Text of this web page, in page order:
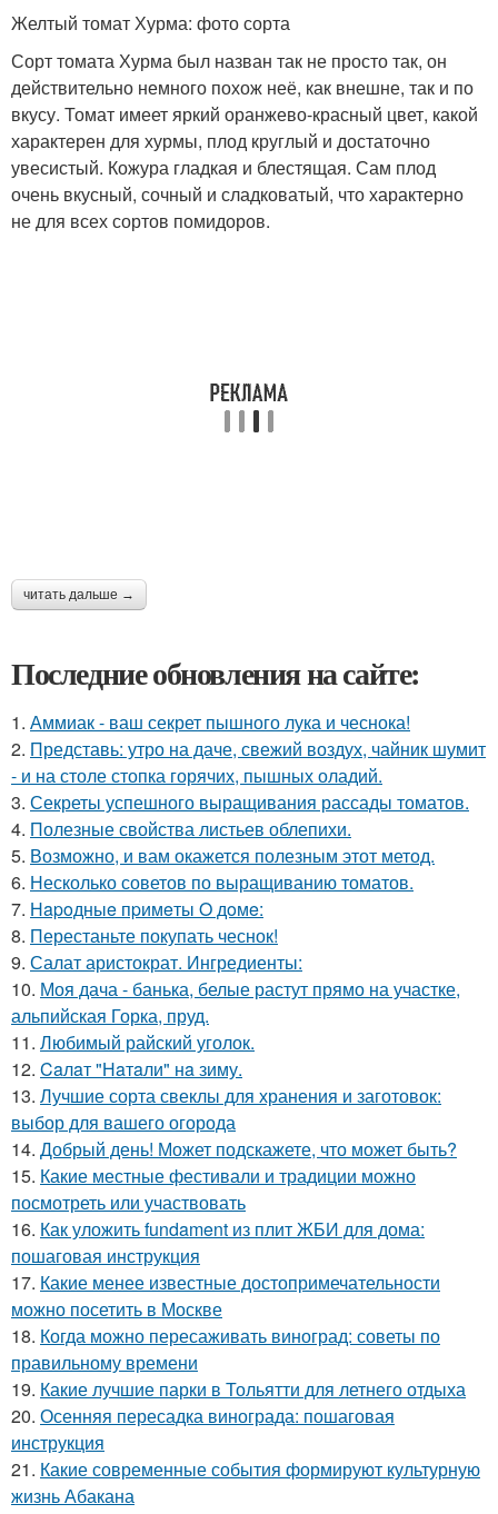
Желтый томат Хурма: фото сорта
Сорт томата Хурма был назван так не просто так, он
действительно немного похож неё, как внешне, так и по
вкусу. Томат имеет яркий оранжево-красный цвет, какой
характерен для хурмы, плод круглый и достаточно
увесистый. Кожура гладкая и блестящая. Сам плод
очень вкусный, сочный и сладковатый, что характерно
не для всех сортов помидоров.
читать дальше →
Последние обновления на сайте:
1. Аммиак - ваш секрет пышного лука и чеснока!
2. Представь: утро на даче, свежий воздух, чайник шумит
- и на столе стопка горячих, пышных оладий.
3. Секреты успешного выращивания рассады томатов.
4. Полезные свойства листьев облепихи.
5. Возможно, и вам окажется полезным этот метод.
6. Несколько советов по выращиванию томатов.
7. Нapoдныe пpимeты O дoмe:
8. Перестаньте покупать чеснок!
9. Салат аристократ. Ингредиенты:
10. Моя дача - банька, белые растут прямо на участке,
альпийская Горка, пруд.
11. Любимый райский уголок.
12. Caлaт "Нaтaли" нa зиму.
13. Лучшие сорта свеклы для хранения и заготовок:
выбор для вашего огорода
14. Добрый день! Может подскажете, что может быть?
15. Какие местные фестивали и традиции можно
посмотреть или участвовать
16. Как уложить fundament из плит ЖБИ для дома:
пошаговая инструкция
17. Какие менее известные достопримечательности
можно посетить в Москве
18. Когда можно пересаживать виноград: советы по
правильному времени
19. Какие лучшие парки в Тольятти для летнего отдыха
20. Осенняя пересадка винограда: пошаговая
инструкция
21. Какие современные события формируют культурную
жизнь Абакана